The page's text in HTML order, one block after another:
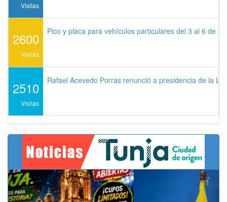
Visitas
2600
Visitas
Pico y placa para vehículos particulares del 3 al 6 de
2510
Visitas
Rafael Acevedo Porras renunció a presidencia de la
Previous Next